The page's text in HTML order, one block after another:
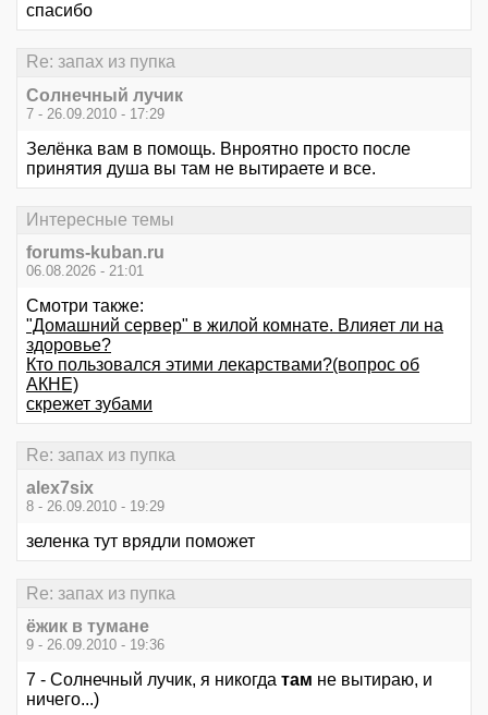
спасибо
Re: запах из пупка
Солнечный лучик
7 - 26.09.2010 - 17:29
Зелёнка вам в помощь. Внроятно просто после
принятия душа вы там не вытираете и все.
Интересные темы
forums-kuban.ru
06.08.2026 - 21:01
Смотри также:
"Домашний сервер" в жилой комнате. Влияет ли на
здоровье?
Кто пользовался этими лекарствами?(вопрос об
АКНЕ)
скрежет зубами
Re: запах из пупка
alex7six
8 - 26.09.2010 - 19:29
зеленка тут врядли поможет
Re: запах из пупка
ёжик в тумане
9 - 26.09.2010 - 19:36
7 - Солнечный лучик, я никогда там не вытираю, и
ничего...)